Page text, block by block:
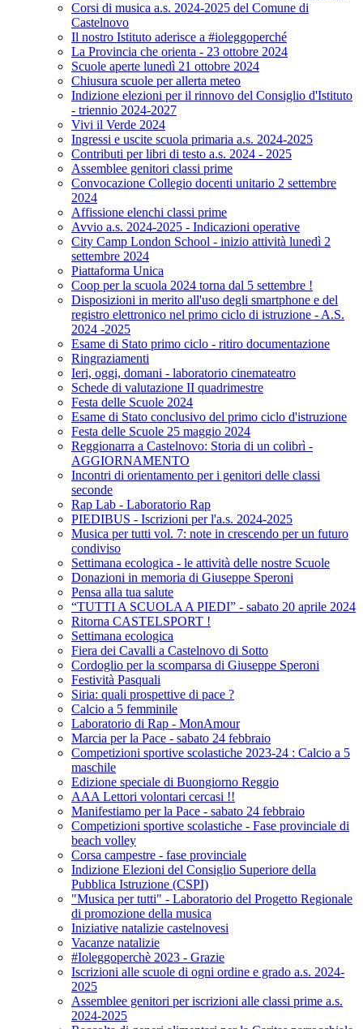
Corsi di musica a.s. 2024-2025 del Comune di
Castelnovo
Il nostro Istituto aderisce a #ioleggoperché
La Provincia che orienta - 23 ottobre 2024
Scuole aperte lunedì 21 ottobre 2024
Chiusura scuole per allerta meteo
Indizione elezioni per il rinnovo del Consiglio d'Istituto
- triennio 2024-2027
Vivi il Verde 2024
Ingressi e uscite scuola primaria a.s. 2024-2025
Contributi per libri di testo a.s. 2024 - 2025
Assemblee genitori classi prime
Convocazione Collegio docenti unitario 2 settembre
2024
Affissione elenchi classi prime
Avvio a.s. 2024-2025 - Indicazioni operative
City Camp London School - inizio attività lunedì 2
settembre 2024
Piattaforma Unica
Coop per la scuola 2024 torna dal 5 settembre !
Disposizioni in merito all'uso degli smartphone e del
registro elettronico nel primo ciclo di istruzione - A.S.
2024 -2025
Esame di Stato primo ciclo - ritiro documentazione
Ringraziamenti
Ieri, oggi, domani - laboratorio cinemateatro
Schede di valutazione II quadrimestre
Festa delle Scuole 2024
Esame di Stato conclusivo del primo ciclo d'istruzione
Festa delle Scuole 25 maggio 2024
Reggionarra a Castelnovo: Storia di un colibrì -
AGGIORNAMENTO
Incontri di orientamento per i genitori delle classi
seconde
Rap Lab - Laboratorio Rap
PIEDIBUS - Iscrizioni per l'a.s. 2024-2025
Musica per tutti vol. 7: note in crescendo per un futuro
condiviso
Settimana ecologica - le attività delle nostre Scuole
Donazioni in memoria di Giuseppe Speroni
Pensa alla tua salute
“TUTTI A SCUOLA A PIEDI” - sabato 20 aprile 2024
Ritorna CASTELSPORT !
Settimana ecologica
Fiera dei Cavalli a Castelnovo di Sotto
Cordoglio per la scomparsa di Giuseppe Speroni
Festività Pasquali
Siria: quali prospettive di pace ?
Calcio a 5 femminile
Laboratorio di Rap - MonAmour
Marcia per la Pace - sabato 24 febbraio
Competizioni sportive scolastiche 2023-24 : Calcio a 5
maschile
Edizione speciale di Buongiorno Reggio
AAA Lettori volontari cercasi !!
Manifestiamo per la Pace - sabato 24 febbraio
Competizioni sportive scolastiche - Fase provinciale di
beach volley
Corsa campestre - fase provinciale
Indizione Elezioni del Consiglio Superiore della
Pubblica Istruzione (CSPI)
"Musica per tutti" - Laboratorio del Progetto Regionale
di promozione della musica
Iniziative natalizie castelnovesi
Vacanze natalizie
#Ioleggoperchè 2023 - Grazie
Iscrizioni alle scuole di ogni ordine e grado a.s. 2024-
2025
Assemblee genitori per iscrizioni alle classi prime a.s.
2024-2025